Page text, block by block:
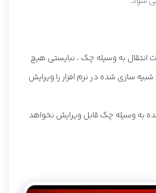
انتقال به وسیله چک ، نبایستی هیچ
سازی شده در نرم افزار را ویرایش
به وسیله چک قابل ویرایش نخواهد